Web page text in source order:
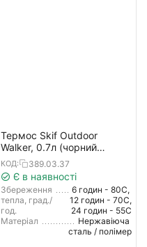
Термос Skif Outdoor
Walker, 0.7л (чорний
матовий)
КОД: 389.03.37
Є в наявності
Збереження
тепла, град./
год.
6 годин - 80С,
12 годин - 70С,
24 годин - 55С
Матеріал
Нержавіюча
сталь / полімер